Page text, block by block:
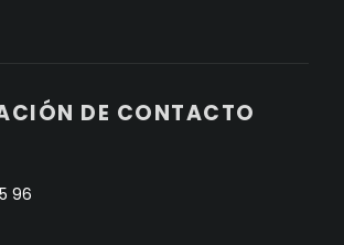
DE CONTACTO
96